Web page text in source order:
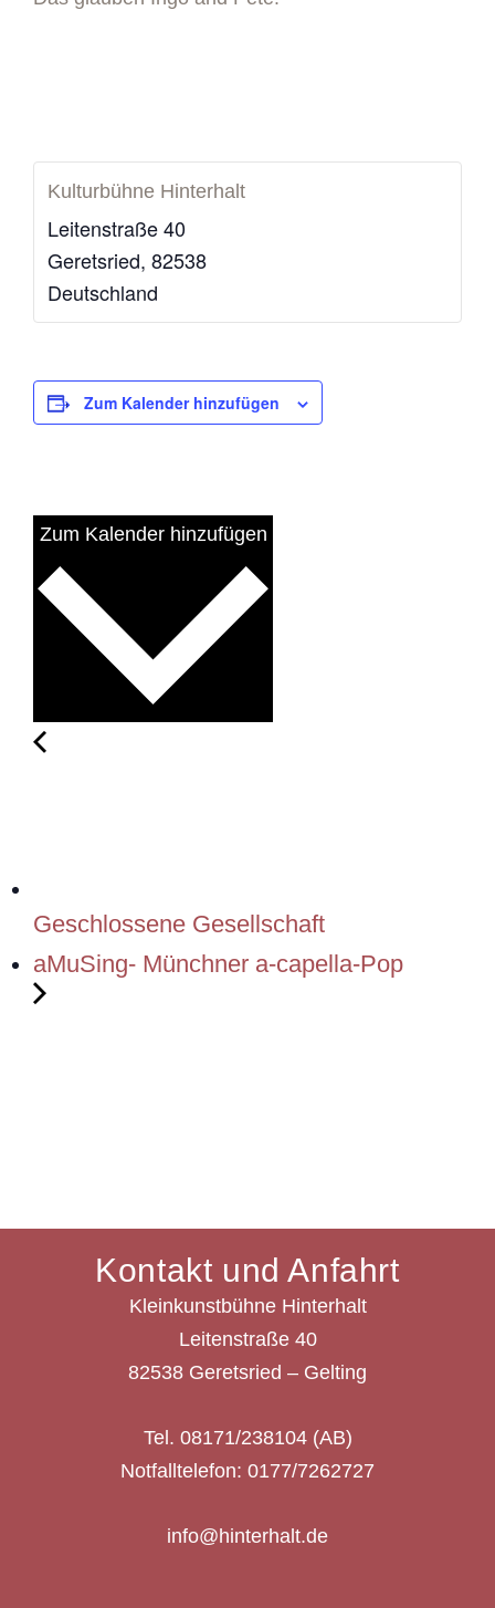
Kulturbühne Hinterhalt
Leitenstraße 40
Geretsried, 82538
Deutschland
Zum Kalender hinzufügen
Geschlossene Gesellschaft
aMuSing- Münchner a-capella-Pop
Kontakt und Anfahrt
Kleinkunstbühne Hinterhalt
Leitenstraße 40
82538 Geretsried – Gelting
Tel. 08171/238104 (AB)
Notfalltelefon: 0177/7262727
info@hinterhalt.de